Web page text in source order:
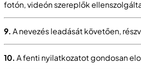
fotón, videón szereplők
9. A nevezés leadását követően,
10. A fenti nyilatkozatot gondosan